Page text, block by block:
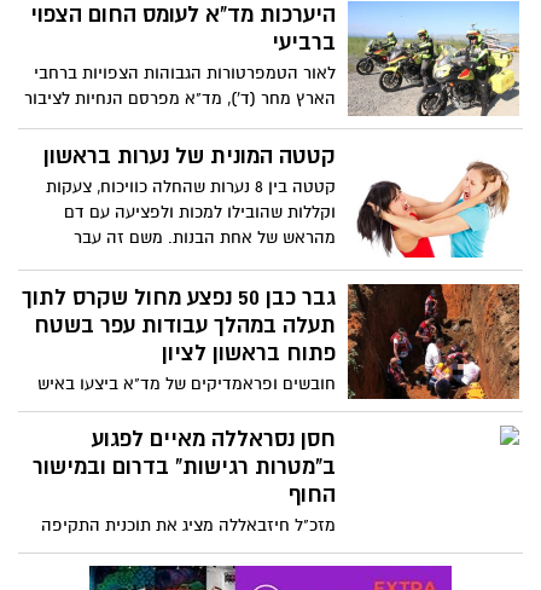
היערכות מד"א לעומס החום הצפוי
ברביעי
לאור הטמפרטורות הגבוהות הצפויות ברחבי
הארץ מחר (ד'), מד"א מפרסם הנחיות לציבור
על מנת לצמצם פגיעות אפשריות. במגן דוד
אדום מזכירים לנהגים שלא משאירים ילדים
ברכב דולק במקרה אובך מומלץ להישאר
בבית במזגן, ובכל מקרה יש לנקוט אמצעי
קטטה המונית של נערות בראשון
קטטה בין 8 נערות שהחלה כוויכוח, צעקות
וקללות שהובילו למכות ולפציעה עם דם
מהראש של אחת הבנות. משם זה עבר
גבר כבן 50 נפצע מחול שקרס לתוך
תעלה במהלך עבודות עפר בשטח
פתוח בראשון לציון
חובשים ופראמדיקים של מד"א ביצעו באיש
פעולות החייאה והוא פונה לבי"ח אסף הרופא
במצב אנוש
חסן נסראללה מאיים לפגוע
ב"מטרות רגישות" בדרום ובמישור
החוף
מזכ"ל חיזבאללה מציג את תוכנית התקיפה
שלו - "צריך להפגיז את העורף של ישראל ב-
הכי חשוב זה מישור החוף הישראלי, החלק